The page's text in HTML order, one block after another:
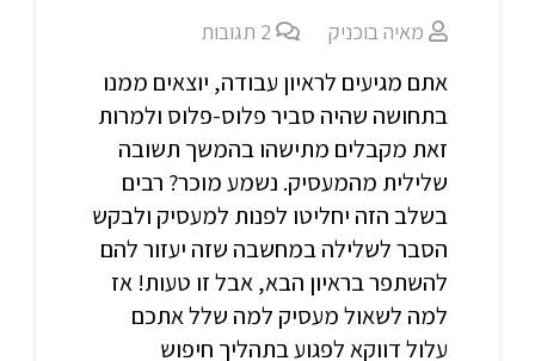
מאיה בוכניק 2 תגובות
אתם מגיעים לראיון עבודה, יוצאים ממנו
בתחושה שהיה סביר פלוס-פלוס ולמרות
זאת מקבלים מתישהו בהמשך תשובה
שלילית מהמעסיק. נשמע מוכר? רבים
בשלב הזה יחליטו לפנות למעסיק ולבקש
הסבר לשלילה במחשבה שזה יעזור להם
להשתפר בראיון הבא, אבל זו טעות! אז
למה לשאול מעסיק למה שלל אתכם
עלול דווקא לפגוע בתהליך חיפוש